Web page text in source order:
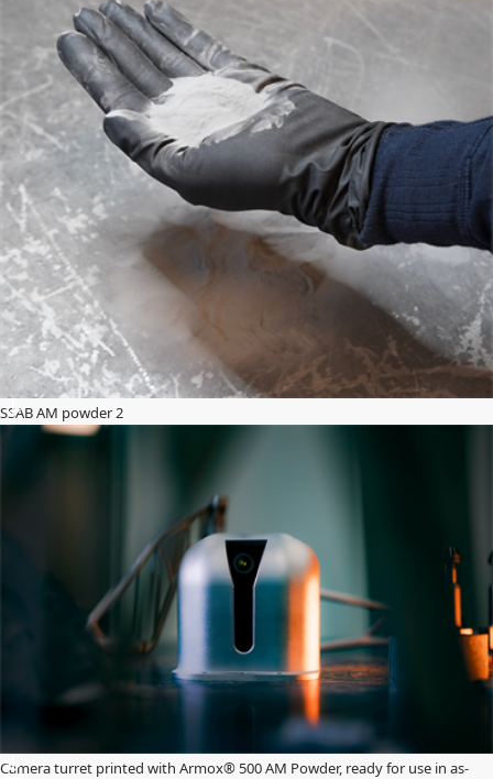
SSAB AM powder 2
Camera turret printed with Armox® 500 AM Powder, ready for use in as-